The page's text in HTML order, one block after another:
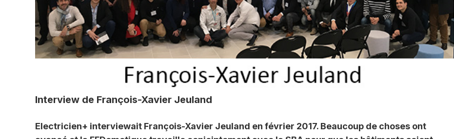
Interview de François-Xavier Jeuland
Electricien+ interviewait François-Xavier Jeuland en février 2017. Beaucoup de choses ont